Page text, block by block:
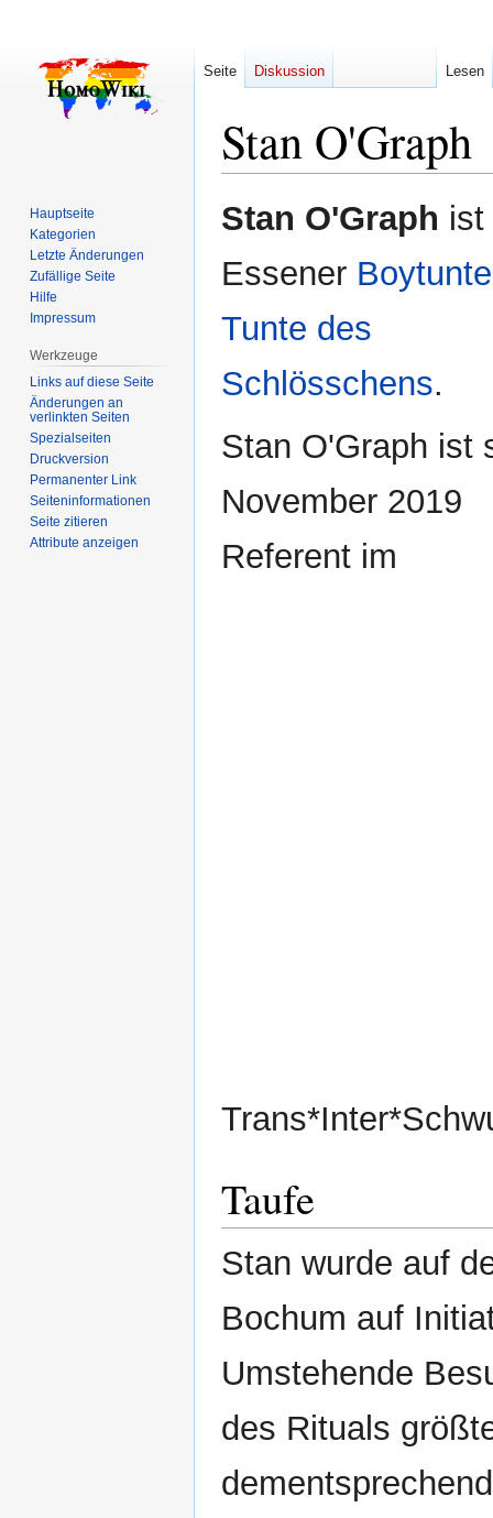
Stan O'Graph
Zur
Navigation
Zur
Suche
Stan O'Graph ist
Essener Boytunte
Tunte des
Schlösschens.
Stan O'Graph ist
November 2019
Referent im
Taufe
Stan wurde auf
Bochum auf
Umstehende
des Rituals
Seite Diskussion Lesen
Hauptseite
Kategorien
Letzte Änderungen
Zufällige Seite
Hilfe
Impressum
Werkzeuge
Links auf diese Seite
Änderungen an
verlinkten Seiten
Spezialseiten
Druckversion
Permanenter Link
Seiten­­informationen
Seite zitieren
Attribute anzeigen